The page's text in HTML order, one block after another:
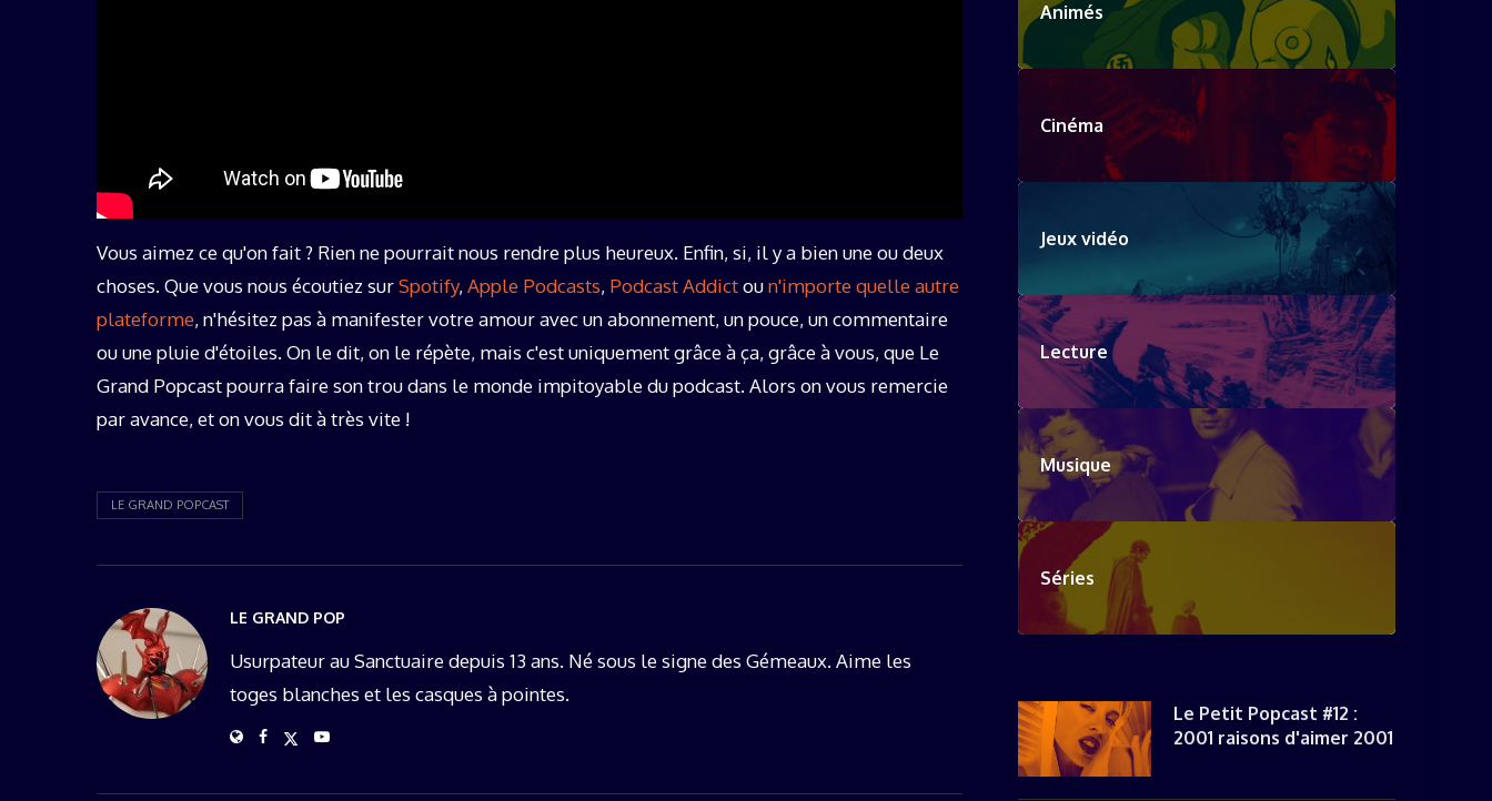
Vous aimez ce qu'on fait ? Rien ne pourrait nous rendre plus heureux. Enfin, si, il y a bien une ou deux
choses. Que vous nous écoutiez surSpotify, Apple Podcasts, Podcast Addictoun'importe quelle autre
plateforme, n'hésitez pas à manifester votre amour avec un abonnement, un pouce, un commentaire
ou une pluie d'étoiles. On le dit, on le répète, mais c'est uniquement grâce à ça, grâce à vous, que Le
Grand Popcast pourra faire son trou dans le monde impitoyable du podcast. Alors on vous remercie
par avance, et on vous dit à très vite !
LE GRAND POPCAST
LE GRAND POP
Usurpateur au Sanctuaire depuis 13 ans. Né sous le signe des Gémeaux. Aime les
toges blanches et les casques à pointes.
Animés
Cinéma
Jeux vidéo
Lecture
Musique
Séries
Le Petit Popcast #12 :
2001 raisons d'aimer 2001